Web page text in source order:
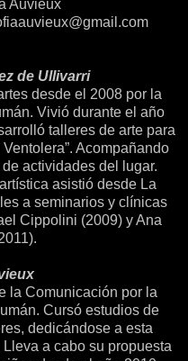
Auvieux
de Ullivarri
desde el 2008 por la
Vivió durante el año
talleres de arte para
Acompañando
actividades del lugar.
asistió desde La
a seminarios y clínicas
Cippolini (2009) y Ana
la Comunicación por la
Cursó estudios de
dedicándose a esta
a cabo su propuesta